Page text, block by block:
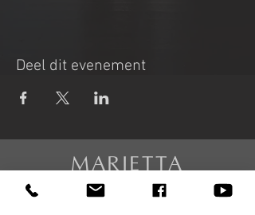
Deel dit evenement
MARIETTA
PETKOVA